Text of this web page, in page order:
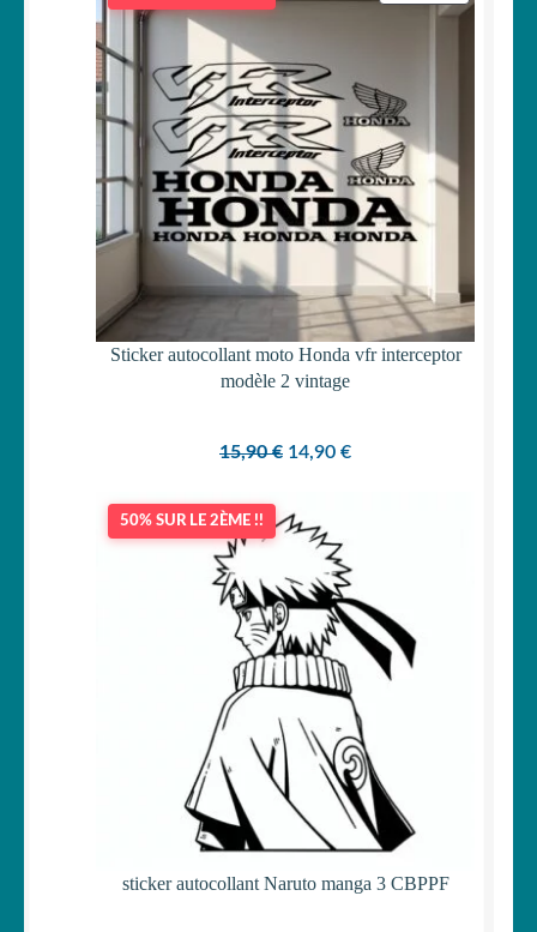
EN
Sticker autocollant moto Honda vfr interceptor
modèle 2 vintage
15,90€ Le
initial
était :
15,90 €.
14,90 €Le
14,90 €.
50% SUR LE 2ÈME !!
sticker autocollant Naruto manga 3 CBPPF